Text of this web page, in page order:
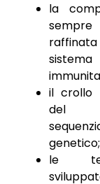
la
sistema
il crollo
del
genetico;
le